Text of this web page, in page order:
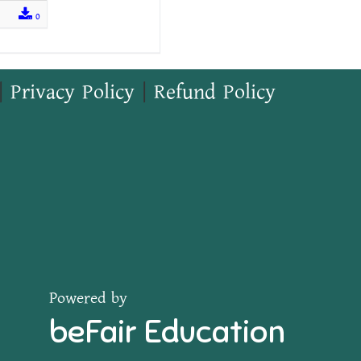
0
Privacy Policy Refund Policy
Powered by
beFair Education